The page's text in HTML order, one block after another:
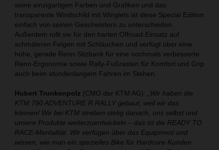
seine einzigartigen Farben und Grafiken und das
transparente Windschild mit Winglets ist diese Special Edition
einfach von seinen Geschwistern zu unterscheiden.
Außerdem rollt sie für den harten Offroad-Einsatz auf
schmäleren Felgen mit Schläuchen und verfügt über eine
hohe, gerade Renn-Sitzbank für eine nochmals verbesserte
Renn-Ergonomie sowie Rally-Fußrasten für Komfort und Grip
auch beim stundenlangem Fahren im Stehen.
Hubert Trunkenpolz (CMO der KTM AG):
„Wir haben die
KTM 790 ADVENTURE R RALLY gebaut, weil wir das
können! Wir bei KTM streben stetig danach, uns selbst und
unsere Produkte weiterzuentwickeln – das ist die READY TO
RACE-Mentalität. Wir verfügen über das Equipment und
wissen, wie man ein spezielles Bike für Hardcore-Kunden